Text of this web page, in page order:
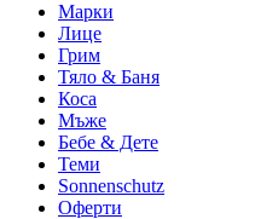
Марки
Лице
Грим
Тяло & Баня
Коса
Мъже
Бебе & Дете
Теми
Sonnenschutz
Оферти